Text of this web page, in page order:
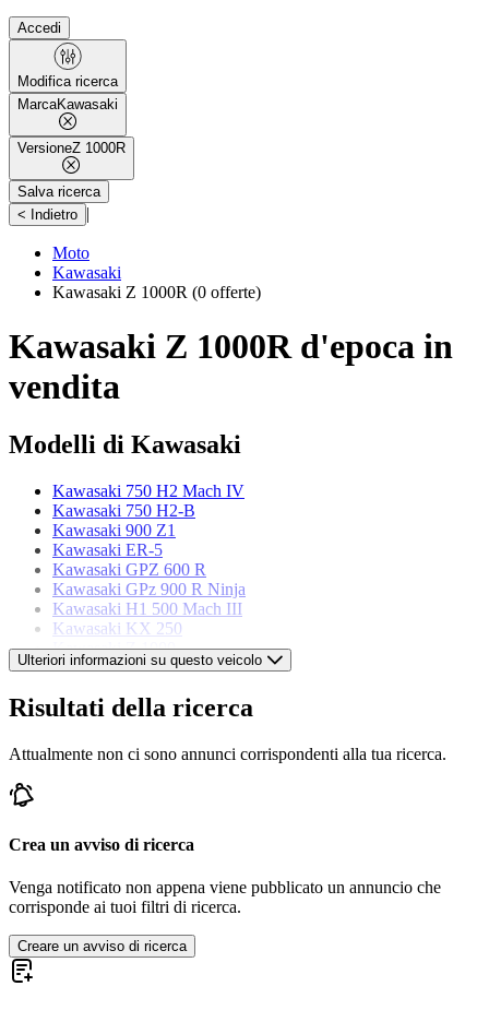
Accedi
Modifica ricerca
MarcaKawasaki
VersioneZ 1000R
Salva ricerca
< Indietro |
Moto
Kawasaki
Kawasaki Z 1000R (0 offerte)
Kawasaki Z 1000R d'epoca in
vendita
Modelli di Kawasaki
Kawasaki 750 H2 Mach IV
Kawasaki 750 H2-B
Kawasaki 900 Z1
Kawasaki ER-5
Kawasaki GPZ 600 R
Kawasaki GPz 900 R Ninja
Kawasaki H1 500 Mach III
Kawasaki KX 250
Kawasaki Z 1000
Kawasaki Z 400
Kawasaki ZX-R 400
Ulteriori informazioni su questo veicolo
Risultati della ricerca
Attualmente non ci sono annunci corrispondenti alla tua ricerca.
Crea un avviso di ricerca
Venga notificato non appena viene pubblicato un annuncio che
corrisponde ai tuoi filtri di ricerca.
Creare un avviso di ricerca